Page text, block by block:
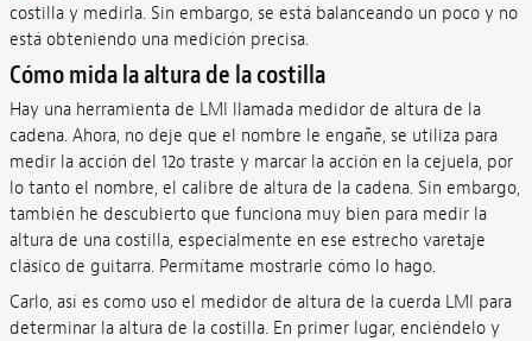
costilla y medirla. Sin embargo, se está balanceando un poco y no
está obteniendo una medición precisa.
Cómo mida la altura de la costilla
Hay una herramienta de LMI llamada medidor de altura de la
cadena. Ahora, no deje que el nombre le engañe, se utiliza para
medir la acción del 12o traste y marcar la acción en la cejuela, por
lo tanto el nombre, el calibre de altura de la cadena. Sin embargo,
también he descubierto que funciona muy bien para medir la
altura de una costilla, especialmente en ese estrecho varetaje
clásico de guitarra. Permítame mostrarle cómo lo hago.
Carlo, así es como uso el medidor de altura de la cuerda LMI para
determinar la altura de la costilla. En primer lugar, enciéndelo y